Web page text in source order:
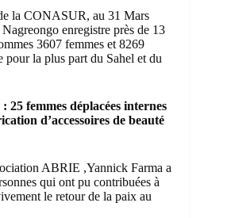
la CONASUR, au 31 Mars
enregistre près de 13
3607 femmes et 8269
pour la plus part du Sahel et du
25 femmes déplacées internes
d’accessoires de beauté
ABRIE ,Yannick Farma a
qui ont pu contribuées à
le retour de la paix au